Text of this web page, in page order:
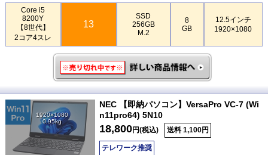
Core i5
8200Y
【8世代】
2コア4スレ
13
SSD
256GB
M.2
8
GB
12.5インチ
1920×1080
1920×1080
0.95kg
NEC 【即納パソコン】VersaPro VC-7 (Wi
n11pro64) 5N10
18,800円(税込) 送料 1,100円
テレワーク推奨